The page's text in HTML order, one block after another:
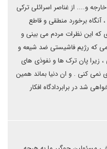
و.... از غناصر اسرائلی ترکی
برخورد منطقی و قاطع
این نظرات مردم می بینی و
که رژیم فاشیستی ضد شیعه و
پان ترک ها و نفوذی های
نمی کنی . و ان دنیا بماند همین
شد در برابردادگاه افکار